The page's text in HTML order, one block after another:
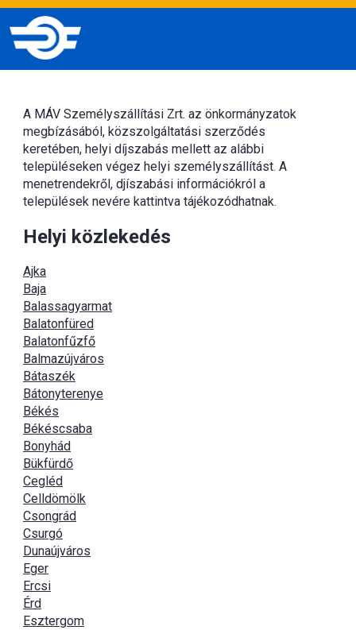
A MÁV Személyszállítási Zrt. az önkormányzatok
megbízásából, közszolgáltatási szerződés
keretében, helyi díjszabás mellett az alábbi
településeken végez helyi személyszállítást. A
menetrendekről, djíszabási információkról a
települések nevére kattintva tájékozódhatnak.
Helyi közlekedés
Ajka
Baja
Balassagyarmat
Balatonfüred
Balatonfűzfő
Balmazújváros
Bátaszék
Bátonyterenye
Békés
Békéscsaba
Bonyhád
Bükfürdő
Cegléd
Celldömölk
Csongrád
Csurgó
Dunaújváros
Eger
Ercsi
Érd
Esztergom